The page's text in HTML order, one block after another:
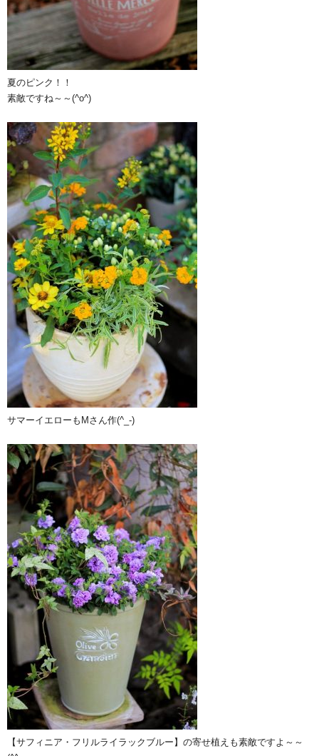
夏のピンク！！
素敵ですね～～(^o^)
サマーイエローもMさん作(^_-)
【サフィニア・フリルライラックブルー】の寄せ植えも素敵ですよ～～